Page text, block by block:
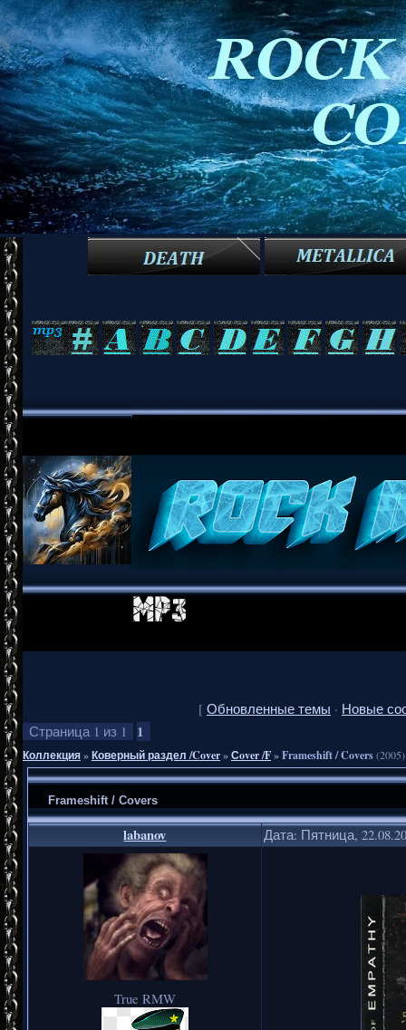
[ Обновленные темы · Новые
Страница 1 из 1 1
Коллекция»Коверный раздел /Cover»Сover /F»Frameshift / Covers(2005)
Frameshift / Covers
labanov Дата: Пятница,
True RMW